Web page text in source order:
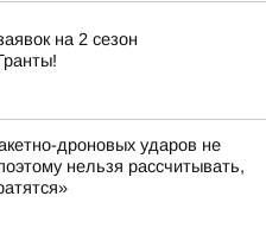
на 2 сезон
дроновых ударов не
нельзя рассчитывать,